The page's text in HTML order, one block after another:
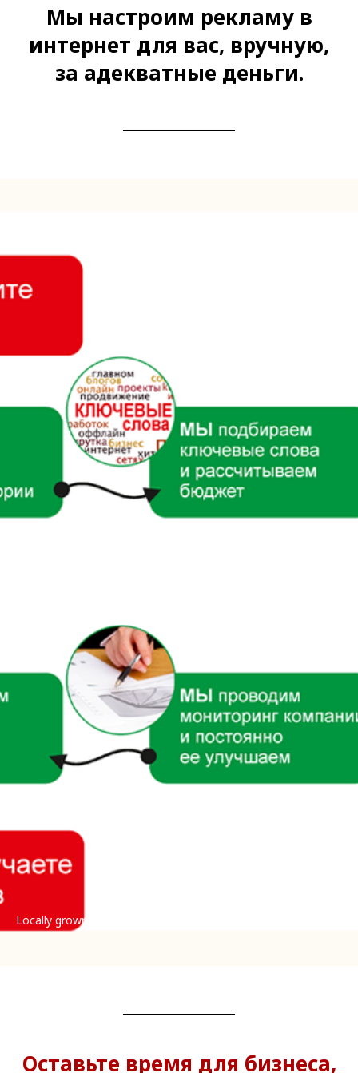
Мы настроим рекламу в
интернет для вас, вручную,
за адекватные деньги.
Locally grown grape is cheap and very juicy
Оставьте время для бизнеса,